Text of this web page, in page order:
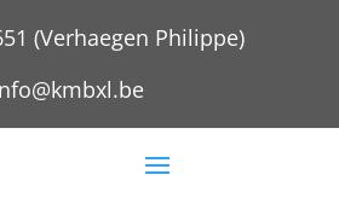
(Verhaegen Philippe)